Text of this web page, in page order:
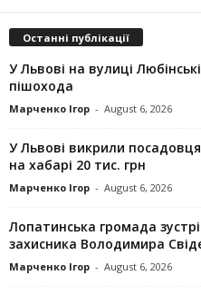
Останні публікації
У Львові на вулиці
пішохода
Марченко Ігор - August 6, 2026
У Львові викрили
на хабарі 20 тис. грн
Марченко Ігор - August 6, 2026
Лопатинська громада
захисника Володимира
Марченко Ігор - August 6, 2026